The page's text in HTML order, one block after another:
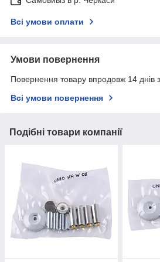
Всі умови оплати
Умови повернення
Повернення товару впродовж 14 днів
Всі умови повернення
Подібні товари компанії